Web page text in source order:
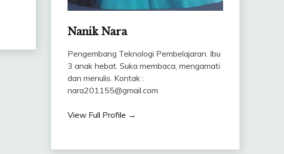
Nanik Nara
Pengembang Teknologi Pembelajaran. Ibu
3 anak hebat. Suka membaca, mengamati
dan menulis. Kontak :
nara201155@gmail.com
View Full Profile →